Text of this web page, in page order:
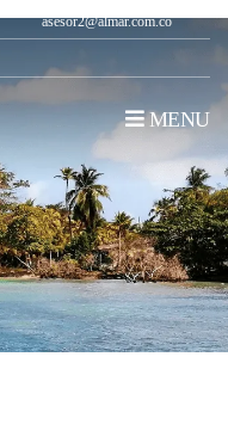
asesor2@almar.com.co
MENU